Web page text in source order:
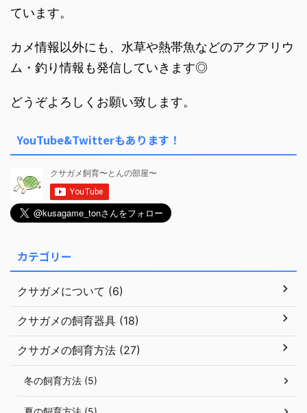
ています。
カメ情報以外にも、水草や熱帯魚などのアクアリウ
ム・釣り情報も発信していきます◎
どうぞよろしくお願い致します。
YouTube&Twitterもあります！
カテゴリー
クサガメについて (6)
クサガメの飼育器具 (18)
クサガメの飼育方法 (27)
冬の飼育方法 (5)